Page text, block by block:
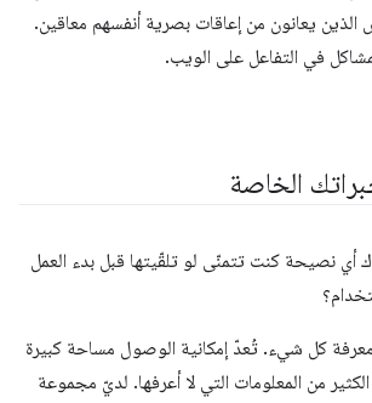
يعانون من إعاقات بصرية أنفسهم معاقين.
في التفاعل على الويب.
الخاصة
كنت تتمنّى لو تلقّيتها قبل بدء العمل
كل شيء. تُعدّ إمكانية الوصول مساحة كبيرة
من المعلومات التي لا أعرفها. لديّ مجموعة